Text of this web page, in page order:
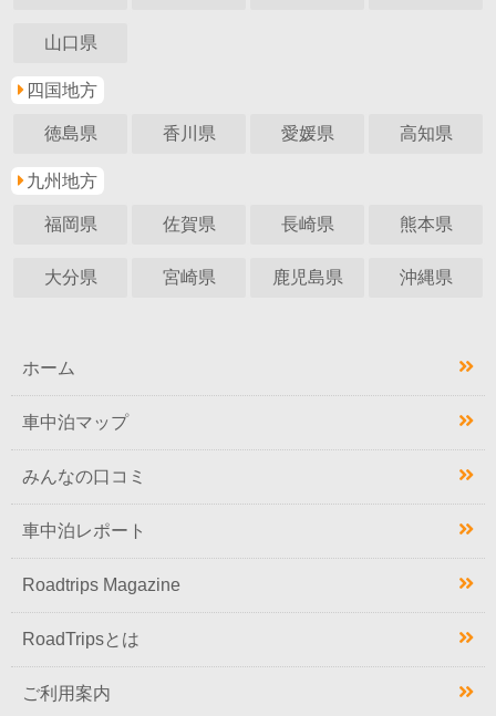
山口県
四国地方
徳島県 香川県 愛媛県 高知県
九州地方
福岡県 佐賀県 長崎県 熊本県
大分県 宮崎県 鹿児島県 沖縄県
ホーム
車中泊マップ
みんなの口コミ
車中泊レポート
Roadtrips Magazine
RoadTripsとは
ご利用案内